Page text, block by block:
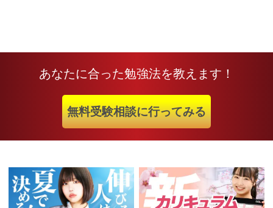
あなたに合った勉強法を教えます！
無料受験相談に行ってみる